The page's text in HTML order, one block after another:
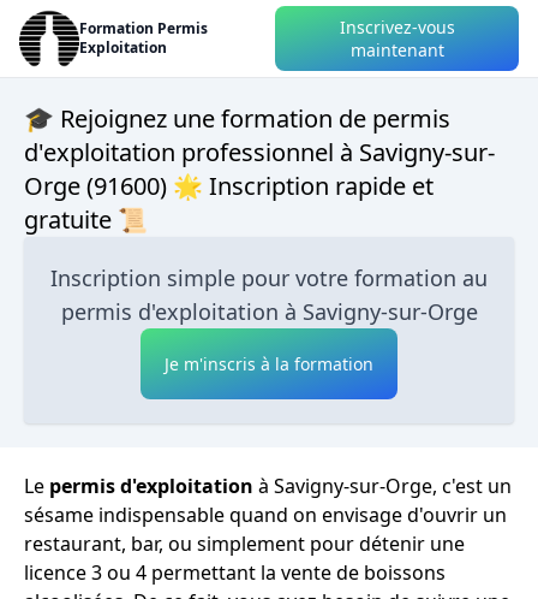
Formation Permis
Exploitation
Inscrivez-vous
maintenant
🎓 Rejoignez une formation de permis
d'exploitation professionnel à Savigny-sur-
Orge (91600) 🌟 Inscription rapide et
gratuite 📜
Inscription simple pour votre formation au
permis d'exploitation à Savigny-sur-Orge
Je m'inscris à la formation
Le permis d'exploitation à Savigny-sur-Orge, c'est un
sésame indispensable quand on envisage d'ouvrir un
restaurant, bar, ou simplement pour détenir une
licence 3 ou 4 permettant la vente de boissons